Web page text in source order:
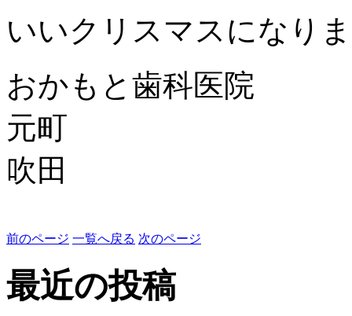
いいクリスマスになり
おかもと歯科医院
元町
吹田
前のページ 一覧へ戻る 次のページ
最近の投稿